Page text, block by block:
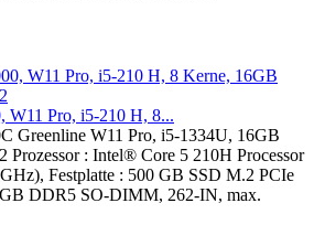
W11 Pro, i5-210 H, 8...
Greenline W11 Pro, i5-1334U, 16GB
: Intel® Core 5 210H Processor
Festplatte : 500 GB SSD M.2 PCIe
DDR5 SO-DIMM, 262-IN, max.